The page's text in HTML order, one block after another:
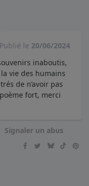
Publié le 20/06/2024
inaboutis,
vie des humains
de n’avoir pas
fort, merci
Signaler un abus